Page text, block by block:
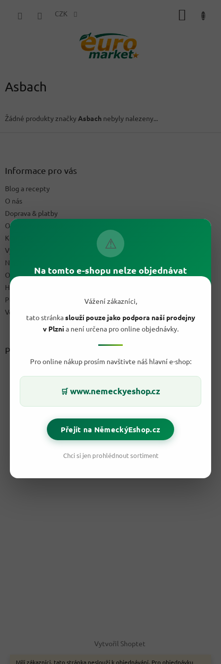
⚠
Na tomto e-shopu nelze objednávat
Vážení zákazníci,
tato stránkaslouží pouze jako podpora naší prodejny
v Plznia není určena pro online objednávky.
Pro online nákup prosím navštivte náš hlavní e-shop:
🛒 www.nemeckyeshop.cz
Přejít na NěmeckýEshop.cz
Chci si jen prohlédnout sortiment
Milí zákazníci, tato stránka neslouží k objednávání. Pro objednávku
CZK
Asbach
Žádné produkty značky Asbach nebyly nalezeny...
Informace pro vás
Blog a recepty
O nás
Doprava & platby
Obchodní podmínky
Kontakty
Výdejní místo
Napište nám
Ochrana osobních údajů GDPR
Hodnocení obchodu
Podmínky uplatnění práv z vadného plnění a reklamační řád
Velkoobchod
Přijímáme online platby
Vytvořil Shoptet